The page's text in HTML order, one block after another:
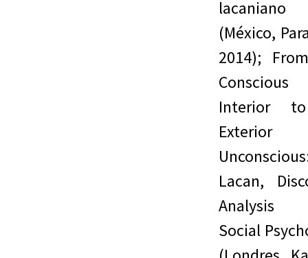
lacaniano
(México,
2014);
Conscious
Interior
Exterior
Lacan,
Analysis
Social